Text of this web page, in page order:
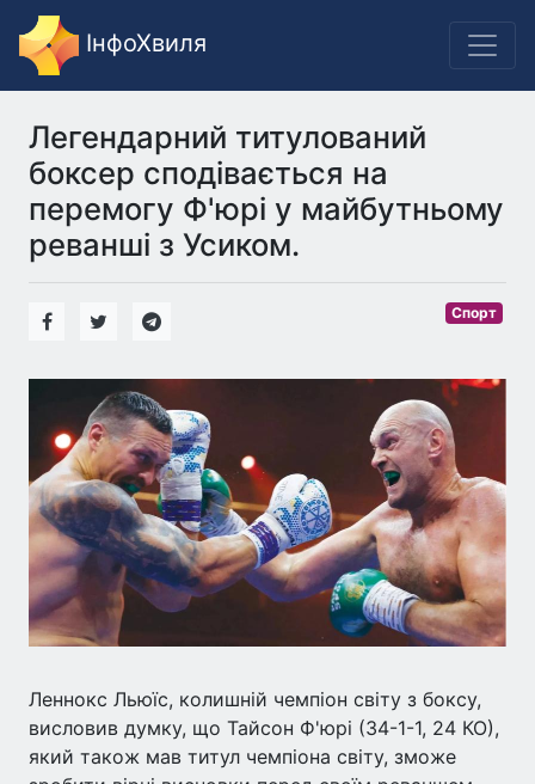
ІнфоХвиля
Легендарний титулований
боксер сподівається на
перемогу Ф'юрі у майбутньому
реванші з Усиком.
Спорт
Леннокс Льюїс, колишній чемпіон світу з боксу,
висловив думку, що Тайсон Ф'юрі (34-1-1, 24 КО),
який також мав титул чемпіона світу, зможе